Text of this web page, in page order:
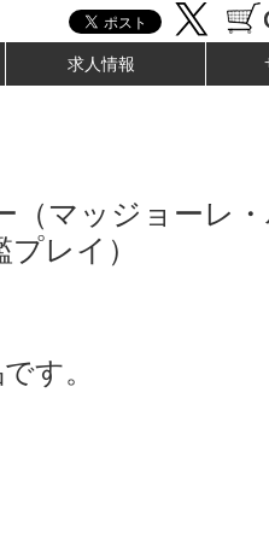
求人情報
（マッジョーレ
レイ）
す。